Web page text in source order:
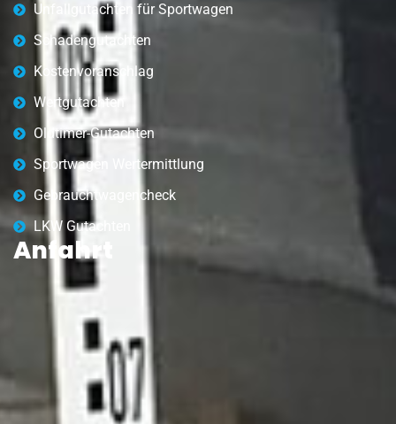
Unfallgutachten für Sportwagen
Schadengutachten
Kostenvoranschlag
Wertgutachten
Oldtimer-Gutachten
Sportwagen Wertermittlung
Gebrauchtwagencheck
LKW Gutachten
Anfahrt